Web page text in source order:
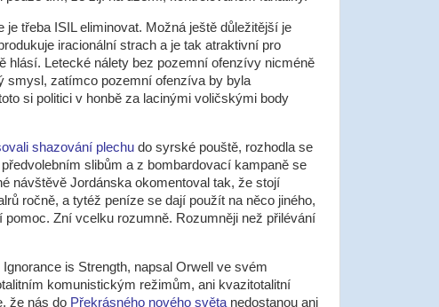
je třeba ISIL eliminovat. Možná ještě důležitější je
iracionální strach a je tak atraktivní pro
hlásí. Letecké nálety bez pozemní ofenzívy nicméně
smysl, zatímco pozemní ofenzíva by byla
si politici v honbě za lacinými voličskými body
shazování plechu do syrské pouště, rozhodla se
slibům a z bombardovací kampaně se
návštěvě Jordánska okomentoval tak, že stojí
ročně, a tytéž peníze se dají použít na něco jiného,
pomoc. Zní vcelku rozumně. Rozumněji než přilévání
is Strength, napsal Orwell ve svém
komunistickým režimům, ani kvazitotalitní
že nás do Překrásného nového světa nedostanou ani